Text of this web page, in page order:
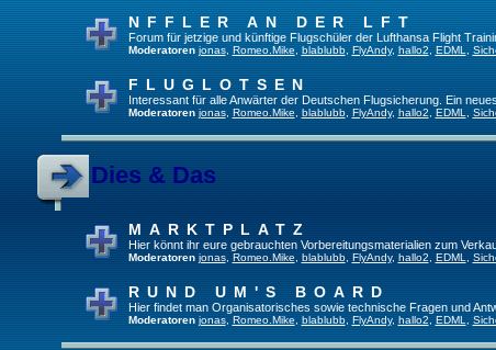
NFFLER AN DER LFT
Forum für jetzige und künftige Flugschüler der Lufthansa Flight
Moderatoren jonas, Romeo.Mike blablubb, FlyAndy, hallo2 EDML
FLUGLOTSEN
Interessant für alle Anwärter der Deutschen Flugsicherung. Ein
Moderatoren jonas, Romeo.Mike, blablubb, FlyAndy, hallo2 EDML
Dies & Das
MARKTPLATZ
Hier könnt ihr eure gebrauchten Vorbereitungsmaterialien zum
Moderatoren jonas, Romeo.Mike blablubb, FlyAndy, hallo2 EDML
RUND UM'S BOARD
Hier findet man Organisatorisches sowie technische Fragen und
Moderatoren jonas, Romeo.Mike blablubb, FlyAndy, hallo2 EDML